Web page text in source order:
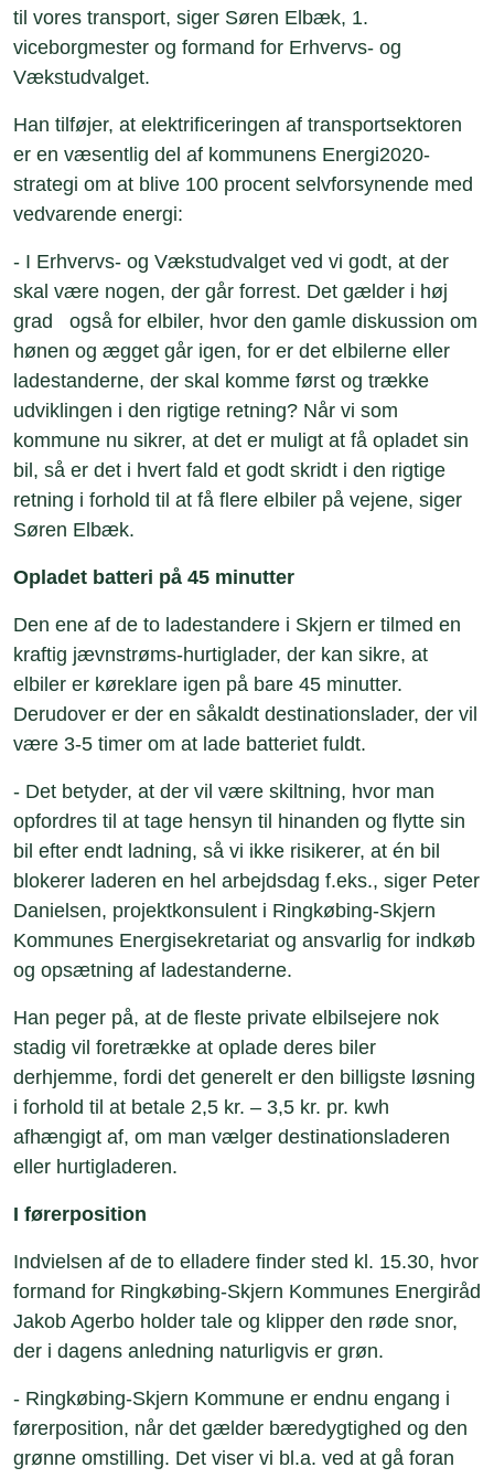
til vores transport, siger Søren Elbæk, 1.
viceborgmester og formand for Erhvervs- og
Vækstudvalget.
Han tilføjer, at elektrificeringen af transportsektoren
er en væsentlig del af kommunens Energi2020-
strategi om at blive 100 procent selvforsynende med
vedvarende energi:
- I Erhvervs- og Vækstudvalget ved vi godt, at der
skal være nogen, der går forrest. Det gælder i høj
grad også for elbiler, hvor den gamle diskussion om
hønen og ægget går igen, for er det elbilerne eller
ladestanderne, der skal komme først og trække
udviklingen i den rigtige retning? Når vi som
kommune nu sikrer, at det er muligt at få opladet sin
bil, så er det i hvert fald et godt skridt i den rigtige
retning i forhold til at få flere elbiler på vejene, siger
Søren Elbæk.
Opladet batteri på 45 minutter
Den ene af de to ladestandere i Skjern er tilmed en
kraftig jævnstrøms-hurtiglader, der kan sikre, at
elbiler er køreklare igen på bare 45 minutter.
Derudover er der en såkaldt destinationslader, der vil
være 3-5 timer om at lade batteriet fuldt.
- Det betyder, at der vil være skiltning, hvor man
opfordres til at tage hensyn til hinanden og flytte sin
bil efter endt ladning, så vi ikke risikerer, at én bil
blokerer laderen en hel arbejdsdag f.eks., siger Peter
Danielsen, projektkonsulent i Ringkøbing-Skjern
Kommunes Energisekretariat og ansvarlig for indkøb
og opsætning af ladestanderne.
Han peger på, at de fleste private elbilsejere nok
stadig vil foretrække at oplade deres biler
derhjemme, fordi det generelt er den billigste løsning
i forhold til at betale 2,5 kr. – 3,5 kr. pr. kwh
afhængigt af, om man vælger destinationsladeren
eller hurtigladeren.
I førerposition
Indvielsen af de to elladere finder sted kl. 15.30, hvor
formand for Ringkøbing-Skjern Kommunes Energiråd
Jakob Agerbo holder tale og klipper den røde snor,
der i dagens anledning naturligvis er grøn.
- Ringkøbing-Skjern Kommune er endnu engang i
førerposition, når det gælder bæredygtighed og den
grønne omstilling. Det viser vi bl.a. ved at gå foran